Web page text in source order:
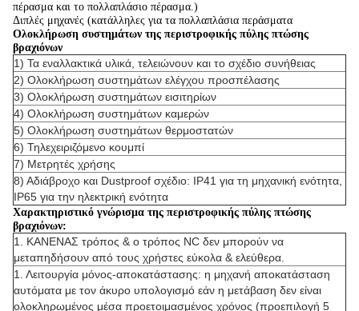
πέρασμα και το πολλαπλάσιο πέρασμα.)
Διπλές μηχανές (κατάλληλες για τα πολλαπλάσια περάσματα
Ολοκλήρωση συστημάτων της περιστροφικής πύλης πτώσης
βραχιόνων
1) Τα εναλλακτικά υλικά, τελειώνουν και το σχέδιο συνήθειας
2) Ολοκλήρωση συστημάτων ελέγχου προσπέλασης
3) Ολοκλήρωση συστημάτων εισιτηρίων
4) Ολοκλήρωση συστημάτων καμερών
5) Ολοκλήρωση συστημάτων θερμοστατών
6) Τηλεχειριζόμενο κουμπί
7) Μετρητές χρήσης
8) Αδιάβροχο και Dustproof σχέδιο: IP41 για τη μηχανική ενότητα,
IP65 για την ηλεκτρική ενότητα
Χαρακτηριστικό γνώρισμα της περιστροφικής πύλης πτώσης
βραχιόνων:
1. ΚΑΝΕΝΑΣ τρόπος & ο τρόπος NC δεν μπορούν να
μεταπηδήσουν από τους χρήστες εύκολα & ελεύθερα.
1. Λειτουργία μόνος-αποκατάστασης: η μηχανή αποκατάσταση
αυτόματα με τον άκυρο υπολογισμό εάν η μετάβαση δεν είναι
ολοκληρωμένος μέσα προετοιμασμένος χρόνος (προεπιλογή 5